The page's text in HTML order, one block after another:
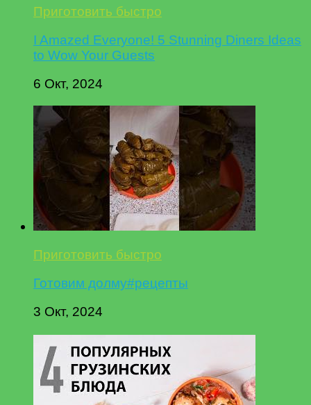
Приготовить быстро
I Amazed Everyone! 5 Stunning Diners Ideas
to Wow Your Guests
6 Окт, 2024
Приготовить быстро
Готовим долму#рецепты
3 Окт, 2024